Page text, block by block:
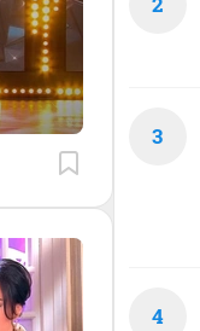
3
4